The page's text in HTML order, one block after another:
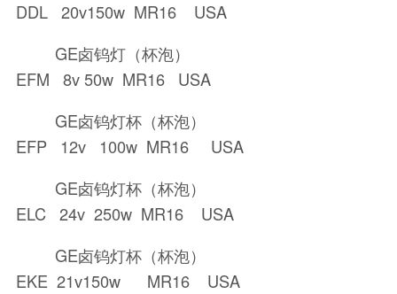
DDL 20v150w MR16 USA
GE卤钨灯（杯泡）
EFM 8v 50w MR16 USA
GE卤钨灯杯（杯泡）
EFP 12v 100w MR16 USA
GE卤钨灯杯（杯泡）
ELC 24v 250w MR16 USA
GE卤钨灯杯（杯泡）
EKE 21v150w MR16 USA